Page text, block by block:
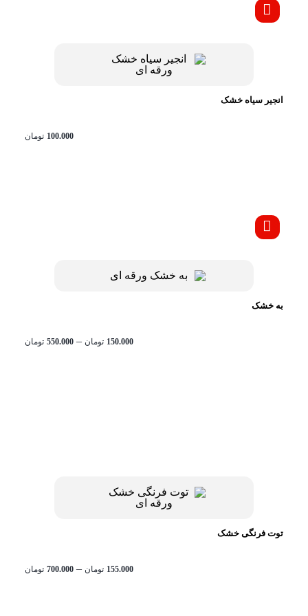
انجیر سیاه خشک
تومان 100.000
به خشک
تومان 150.000
– تومان 550.000
توت فرنگی خشک
تومان 155.000
– تومان 700.000